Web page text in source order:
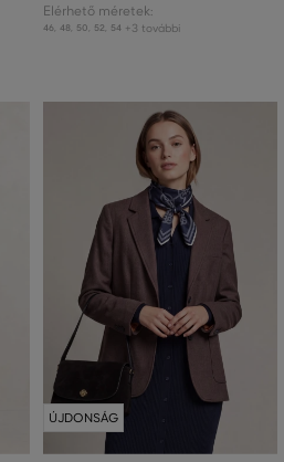
Elérhető méretek:
46 48 50 52 54 +3 további
ÚJDONSÁG